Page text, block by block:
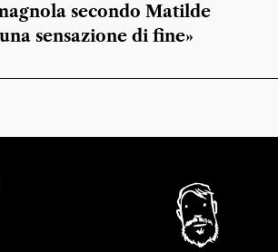
secondo Matilde
sensazione di fine»